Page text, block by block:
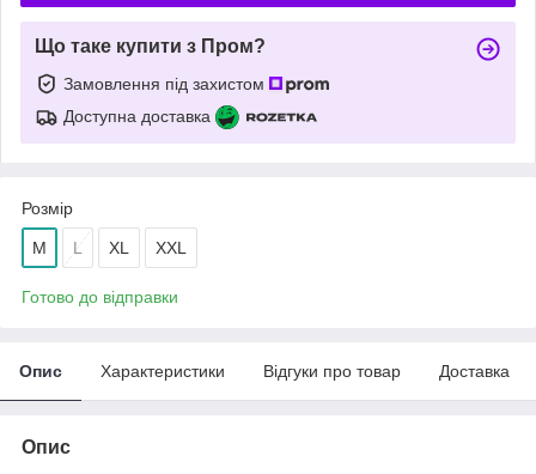
Що таке купити з Пром?
Замовлення під захистом
Доступна доставка
Розмір
M L XL XXL
Готово до відправки
Опис Характеристики Відгуки про товар Доставка
Опис